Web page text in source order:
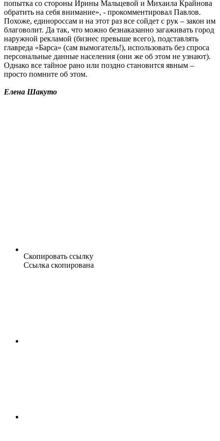
попытка со стороны Ирины Мальцевой и Михаила Крайнова
обратить на себя внимание», - прокомментировал Павлов.
Похоже, единороссам и на этот раз все сойдет с рук – закон им
благоволит. Да так, что можно безнаказанно загаживать город
наружной рекламой (бизнес превыше всего), подставлять
главреда «Барса» (сам вымогатель!), использовать без спроса
персональные данные населения (они же об этом не узнают).
Однако все тайное рано или поздно становится явным –
просто помните об этом.
Елена Шакуто
Скопировать ссылку
Ссылка скопирована